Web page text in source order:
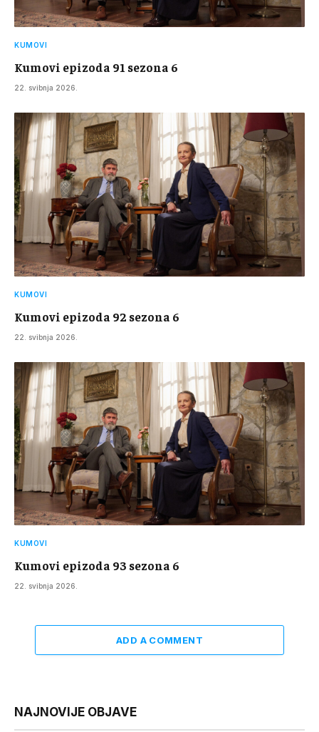
KUMOVI
Kumovi epizoda 91 sezona 6
22. svibnja 2026.
KUMOVI
Kumovi epizoda 92 sezona 6
22. svibnja 2026.
KUMOVI
Kumovi epizoda 93 sezona 6
22. svibnja 2026.
ADD A COMMENT
NAJNOVIJE OBJAVE